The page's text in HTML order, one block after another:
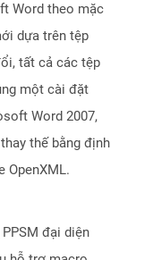
Word theo mặc
dựa trên tệp
tất cả các tệp
một cài đặt
Word 2007,
thế bằng định
OpenXML.
đại diện